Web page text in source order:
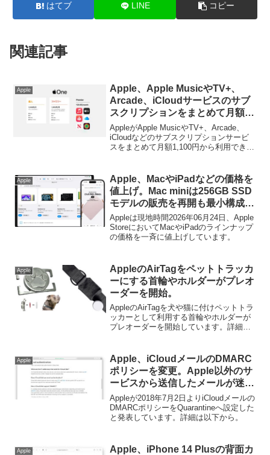
はてブ LINE コピー
関連記事
Apple
Apple、Apple MusicやTV+、
Arcade、iCloudサービスのサブ
スクリプションをまとめて月額
1,100円から利用できる「Apple
One」を現地時間10月30日から提
供開始。
AppleがApple MusicやTV+、Arcade、
iCloudなどのサブスクリプションサービ
スをまとめて月額1,100円から利用できる
ら。
Apple
Apple、MacやiPadなどの価格を
値上げ。Mac miniは256GB SSD
モデルの販売を再開も最小構成価
格で134,800円に。
Appleは現地時間2026年06月24日、Apple
StoreにおいてMacやiPadのラインナップ
の価格を一斉に値上げしています。
Apple
AppleのAirTagをペットトラッカ
ーにする首輪やホルダーがプレオ
ーダーを開始。
AppleのAirTagを犬や猫に付けペットトラ
ッカーとして利用する首輪やホルダーが
プレオーダーを開始しています。詳細は
Apple
Apple、iCloudメールのDMARC
ポリシーを変更。Apple以外のサ
ービスから送信したメールが迷惑
メール扱いになる場合も。
Appleが2018年7月2日よりiCloudメールの
DMARCポリシーをQuarantineへ設定した
と発表しています。詳細は以下から。
Apple
Apple、iPhone 14 Plusの背面カ